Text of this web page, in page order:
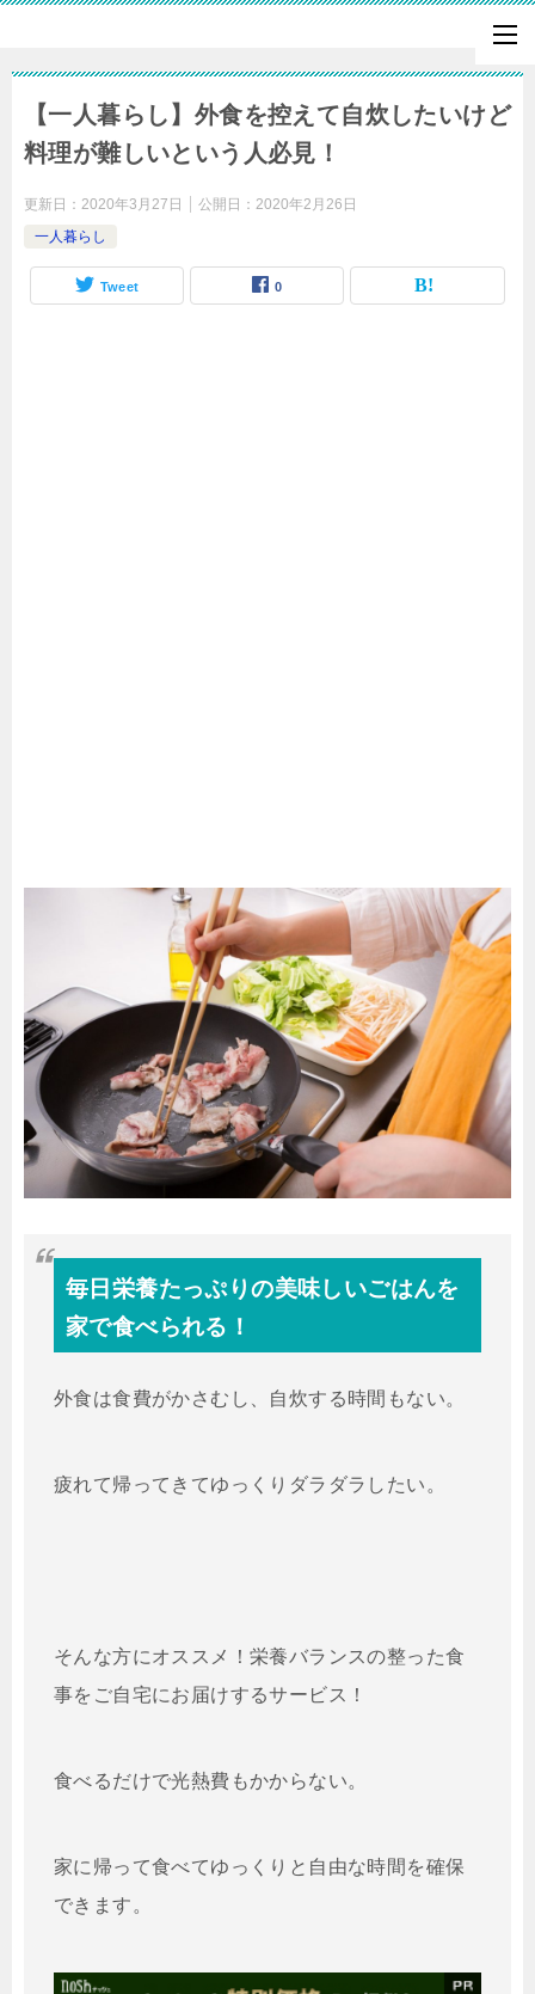
【一人暮らし】外食を控えて自炊したいけど
料理が難しいという人必見！
更新日： 2020年3月27日 公開日： 2020年2月26日
一人暮らし
Tweet 0
毎日栄養たっぷりの美味しいごはんを
家で食べられる！
外食は食費がかさむし、自炊する時間もない。
疲れて帰ってきてゆっくりダラダラしたい。
そんな方にオススメ！栄養バランスの整った食
事をご自宅にお届けするサービス！
食べるだけで光熱費もかからない。
家に帰って食べてゆっくりと自由な時間を確保
できます。